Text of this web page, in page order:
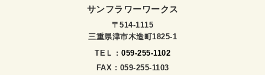
サンフラワーワークス
〒514-1115
三重県津市木造町1825-1
TEＬ : 059-255-1102
FAX : 059-255-1103